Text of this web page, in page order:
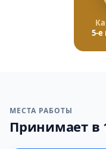
5-е
МЕСТА РАБОТЫ
Принимает в